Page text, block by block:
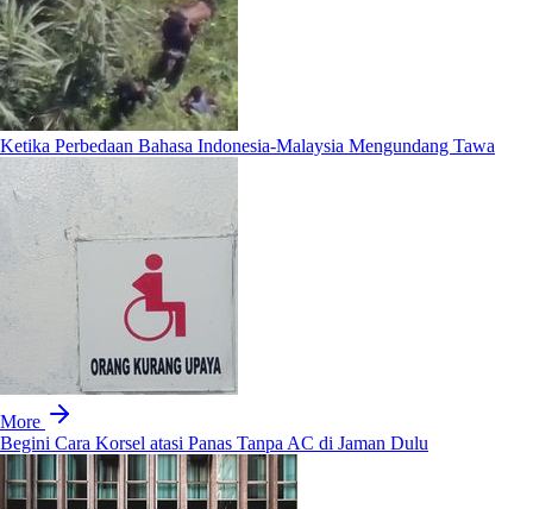
Ketika Perbedaan Bahasa Indonesia-Malaysia Mengundang Tawa
More
Begini Cara Korsel atasi Panas Tanpa AC di Jaman Dulu